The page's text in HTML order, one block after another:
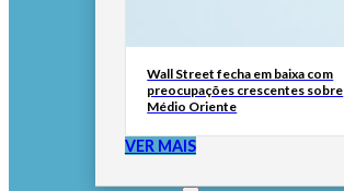
Wall Street fecha em baixa com
preocupações crescentes sobre
Médio Oriente
VER MAIS